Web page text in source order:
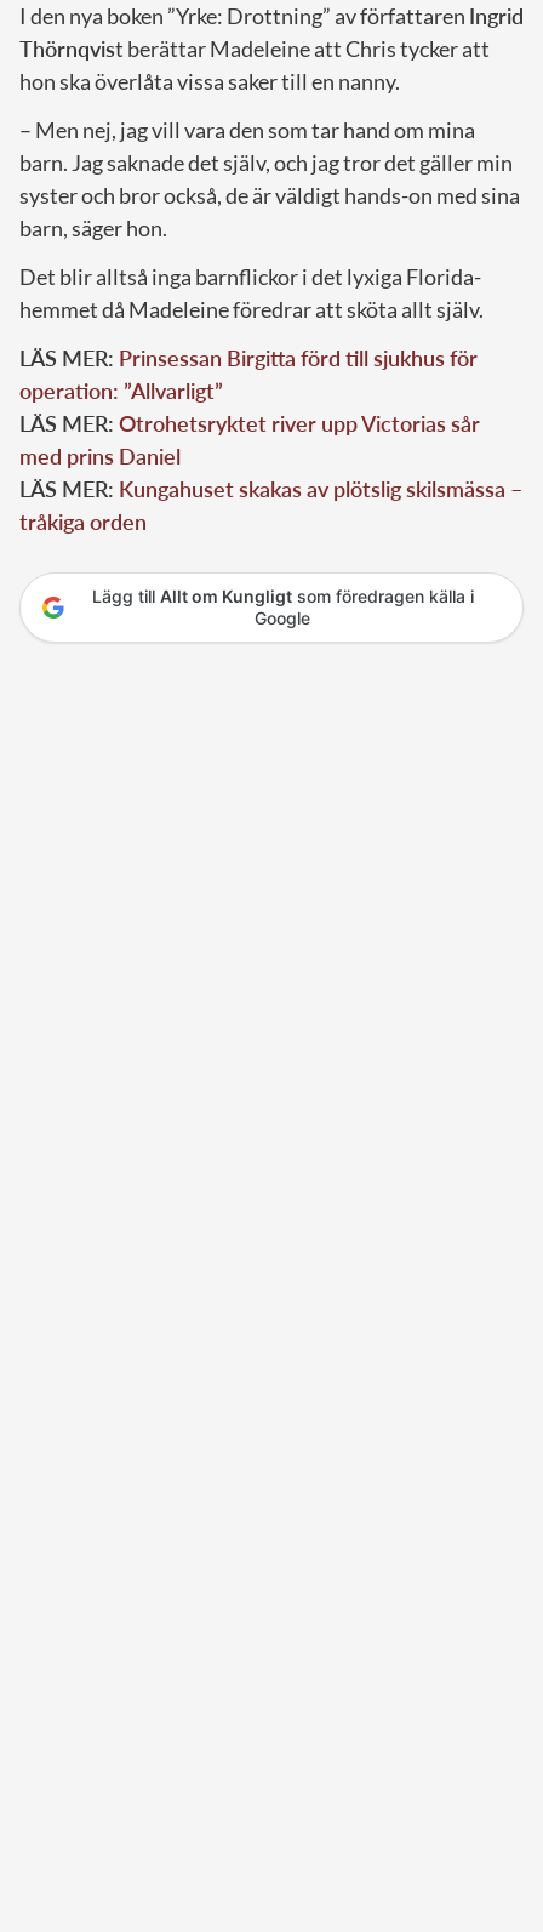
I den nya boken ”Yrke: Drottning” av författaren Ingrid
Thörnqvist berättar Madeleine att Chris tycker att
hon ska överlåta vissa saker till en nanny.
– Men nej, jag vill vara den som tar hand om mina
barn. Jag saknade det själv, och jag tror det gäller min
syster och bror också, de är väldigt hands-on med sina
barn, säger hon.
Det blir alltså inga barnflickor i det lyxiga Florida-
hemmet då Madeleine föredrar att sköta allt själv.
LÄS MER: Prinsessan Birgitta förd till sjukhus för
operation: ”Allvarligt”
LÄS MER: Otrohetsryktet river upp Victorias sår
med prins Daniel
LÄS MER: Kungahuset skakas av plötslig skilsmässa –
tråkiga orden
Lägg till Allt om Kungligtsom föredragen källa i
Google